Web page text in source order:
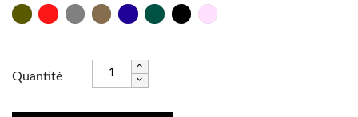
Kaki
RougeTitaneTaupeBleu
Azur
Vert
Indigo
Noir
Rose
bébé
Quantité